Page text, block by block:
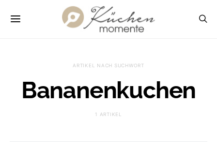
ARTIKEL NACH SUCHWORT
Bananenkuchen
1 ARTIKEL